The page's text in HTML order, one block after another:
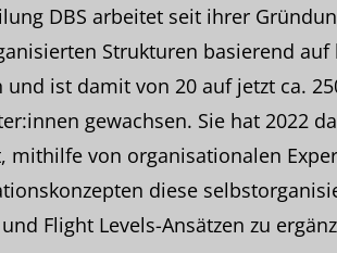
DBS arbeitet seit ihrer
Strukturen basierend auf
und ist damit von 20 auf jetzt ca.
gewachsen. Sie hat 2022
mithilfe von organisationalen
diese
Flight Levels-Ansätzen zu